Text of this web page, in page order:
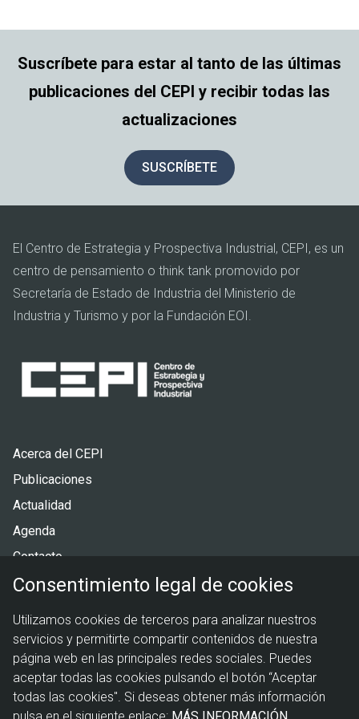
Suscríbete para estar al tanto de las últimas
publicaciones del CEPI y recibir todas las
actualizaciones
SUSCRÍBETE
El Centro de Estrategia y Prospectiva Industrial, CEPI, es un
centro de pensamiento o think tank promovido por
Secretaría de Estado de Industria del Ministerio de
Industria y Turismo y por la Fundación EOI.
Pie
de
Acerca del CEPI
Publicaciones
Actualidad
Agenda
Contacto
legal
Política de cookies
Aviso legal
Consentimiento legal de cookies
Utilizamos cookies de terceros para analizar nuestros
servicios y permitirte compartir contenidos de nuestra
página web en las principales redes sociales. Puedes
aceptar todas las cookies pulsando el botón “Aceptar
todas las cookies". Si deseas obtener más información